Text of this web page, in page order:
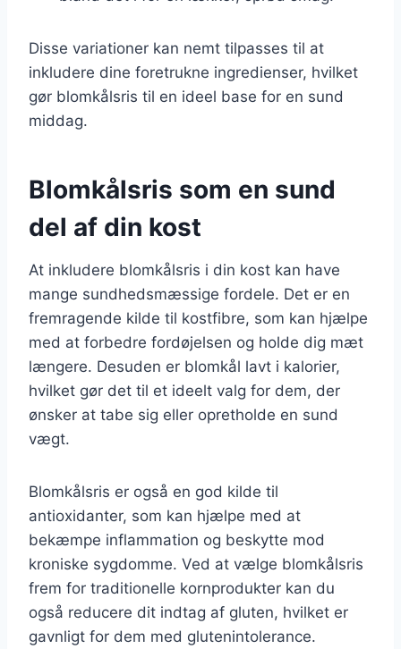
Disse variationer kan nemt tilpasses til at
inkludere dine foretrukne ingredienser, hvilket
gør blomkålsris til en ideel base for en sund
middag.
Blomkålsris som en sund
del af din kost
At inkludere blomkålsris i din kost kan have
mange sundhedsmæssige fordele. Det er en
fremragende kilde til kostfibre, som kan hjælpe
med at forbedre fordøjelsen og holde dig mæt
længere. Desuden er blomkål lavt i kalorier,
hvilket gør det til et ideelt valg for dem, der
ønsker at tabe sig eller opretholde en sund
vægt.
Blomkålsris er også en god kilde til
antioxidanter, som kan hjælpe med at
bekæmpe inflammation og beskytte mod
kroniske sygdomme. Ved at vælge blomkålsris
frem for traditionelle kornprodukter kan du
også reducere dit indtag af gluten, hvilket er
gavnligt for dem med glutenintolerance.